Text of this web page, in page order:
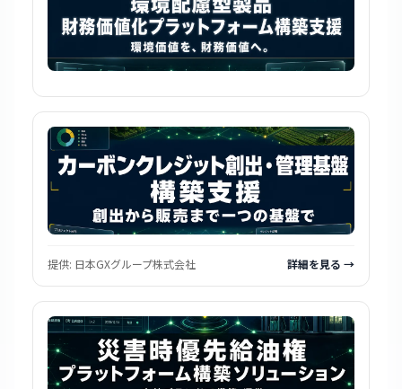
提供: 日本GXグループ株式会社 詳細を見る →